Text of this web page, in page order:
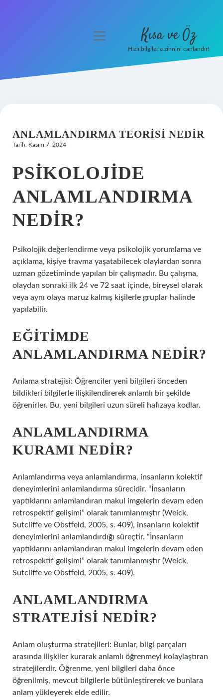
Hakkımızda
menüyü
Kısa ve Öz
Hızlı bilgilerle zihnini canlandır!
ANLAMLANDIRMA TEORISI NEDIR
Tarih: Kasım 7, 2024
PSIKOLOJIDE
ANLAMLANDIRMA
NEDIR?
Psikolojik değerlendirme veya psikolojik yorumlama ve
açıklama, kişiye travma yaşatabilecek olaylardan sonra
uzman gözetiminde yapılan bir çalışmadır. Bu çalışma,
olaydan sonraki ilk 24 ve 72 saat içinde, bireysel olarak
veya aynı olaya maruz kalmış kişilerle gruplar halinde
yapılabilir.
EĞITIMDE
ANLAMLANDIRMA NEDIR?
Anlama stratejisi: Öğrenciler yeni bilgileri önceden
bildikleri bilgilerle ilişkilendirerek anlamlı bir şekilde
öğrenirler. Bu, yeni bilgileri uzun süreli hafızaya kodlar.
ANLAMLANDIRMA
KURAMI NEDIR?
Anlamlandırma veya anlamlandırma, insanların kolektif
deneyimlerini anlamlandırma sürecidir. “İnsanların
yaptıklarını anlamlandıran makul imgelerin devam eden
retrospektif gelişimi” olarak tanımlanmıştır (Weick,
Sutcliffe ve Obstfeld, 2005, s. 409), insanların kolektif
deneyimlerini anlamlandırdığı süreçtir. “İnsanların
yaptıklarını anlamlandıran makul imgelerin devam eden
retrospektif gelişimi” olarak tanımlanmıştır (Weick,
Sutcliffe ve Obstfeld, 2005, s. 409).
ANLAMLANDIRMA
STRATEJISI NEDIR?
Anlam oluşturma stratejileri: Bunlar, bilgi parçaları
arasında ilişkiler kurarak anlamlı öğrenmeyi kolaylaştıran
stratejilerdir. Öğrenme, yeni bilgileri daha önce
öğrenilmiş, mevcut bilgilerle bütünleştirerek ve bunlara
anlam yükleyerek elde edilir.